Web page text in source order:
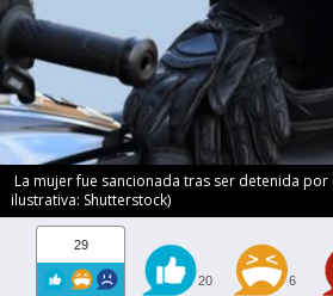
La mujer fue sancionada tras ser detenida por
ilustrativa: Shutterstock)
29
20 6